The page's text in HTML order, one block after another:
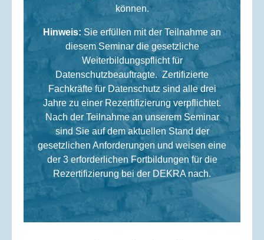
können.
Hinweis: Sie erfüllen mit der Teilnahme an
diesem Seminar die gesetzliche
Weiterbildungspflicht für
Datenschutzbeauftragte. Zertifizierte
Fachkräfte für Datenschutz sind alle drei
Jahre zu einer Rezertifizierung verpflichtet.
Nach der Teilnahme an unserem Seminar
sind Sie auf dem aktuellen Stand der
gesetzlichen Anforderungen und weisen eine
der 3 erforderlichen Fortbildungen für die
Rezertifizierung bei der DEKRA nach.